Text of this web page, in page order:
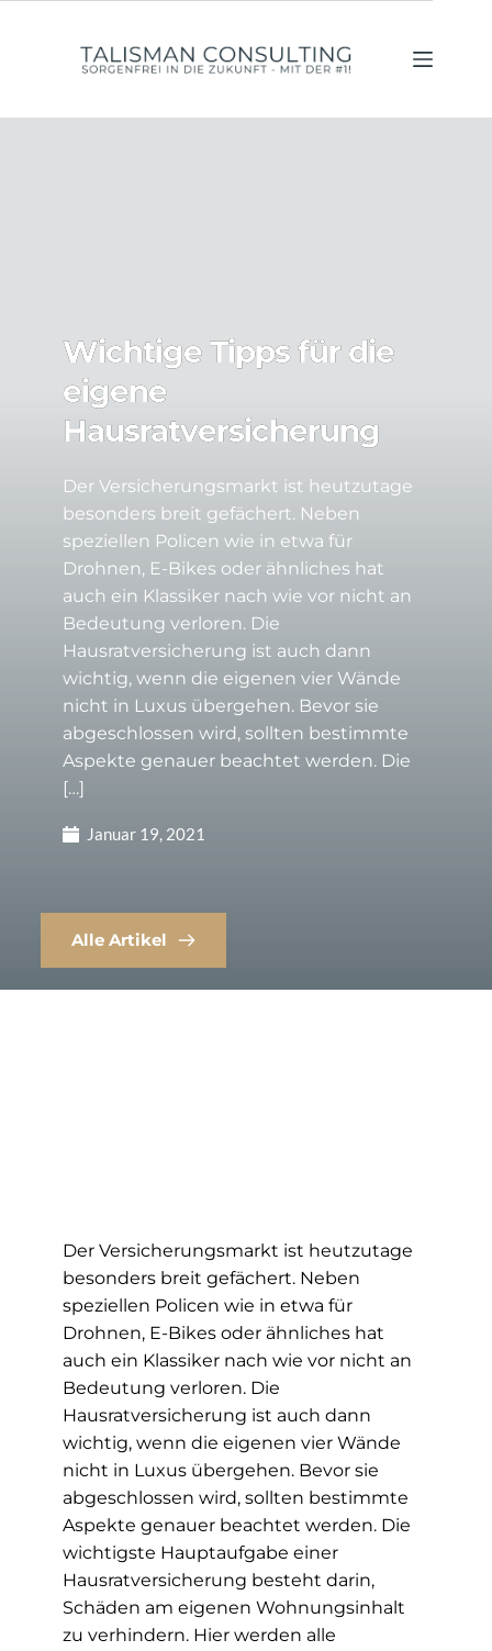
Wichtige Tipps für die
eigene
Hausratversicherung
Der Versicherungsmarkt ist heutzutage
besonders breit gefächert. Neben
speziellen Policen wie in etwa für
Drohnen, E-Bikes oder ähnliches hat
auch ein Klassiker nach wie vor nicht an
Bedeutung verloren. Die
Hausratversicherung ist auch dann
wichtig, wenn die eigenen vier Wände
nicht in Luxus übergehen. Bevor sie
abgeschlossen wird, sollten bestimmte
Aspekte genauer beachtet werden. Die
[…]
Januar 19, 2021
Alle Artikel
Der Versicherungsmarkt ist heutzutage
besonders breit gefächert. Neben
speziellen Policen wie in etwa für
Drohnen, E-Bikes oder ähnliches hat
auch ein Klassiker nach wie vor nicht an
Bedeutung verloren. Die
Hausratversicherung ist auch dann
wichtig, wenn die eigenen vier Wände
nicht in Luxus übergehen. Bevor sie
abgeschlossen wird, sollten bestimmte
Aspekte genauer beachtet werden. Die
wichtigste Hauptaufgabe einer
Hausratversicherung besteht darin,
Schäden am eigenen Wohnungsinhalt
zu verhindern. Hier werden alle